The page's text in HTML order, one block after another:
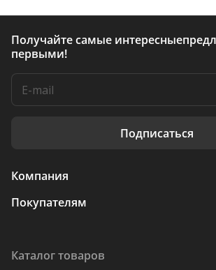
Получайте самые интересные
первыми!
Подписаться
Компания
Покупателям
Каталог товаров